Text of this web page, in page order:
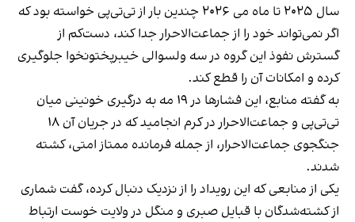
سال ۲۰۲۵ تا ماه می ۲۰۲۶ چندین بار از تی‌تی‌پی خواسته بود که
اگر نمی‌تواند خود را از جماعت‌الاحرار جدا کند، دست‌کم از
گسترش نفوذ این گروه در سه ولسوالی‌ خیبرپختونخوا جلوگیری
کرده و امکانات آن را قطع کند.
به گفته منابع، این فشارها در ۱۹ مه به درگیری خونینی میان
تی‌تی‌پی و جماعت‌الاحرار در کرم انجامید که در جریان آن ۱۸
جنگجوی جماعت‌الاحرار، از جمله فرمانده ممتاز امتی، کشته
شدند.
یکی از منابعی که این رویداد را از نزدیک دنبال کرده، گفت شماری
از کشته‌شدگان با قبایل صبری و منگل در ولایت خوست ارتباط